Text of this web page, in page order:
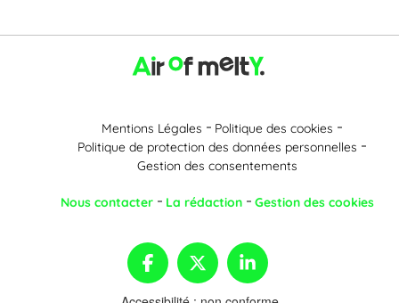
Mentions Légales
Politique des cookies
Politique de protection des données personnelles
Gestion des consentements
Nous contacter La rédaction Gestion des cookies